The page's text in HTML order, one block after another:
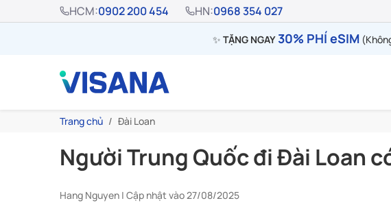
HCM:0902 200 454 HN:0968 354 027
✨ TẶNG NGAY30% PHÍ eSIM
Trang chủ Đài Loan
Người Trung Quốc đi Đài Loan
Hang Nguyen | Cập nhật vào 27/08/2025